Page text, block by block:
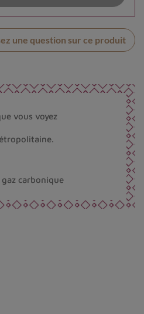
une question sur ce produit
vous voyez
carbonique